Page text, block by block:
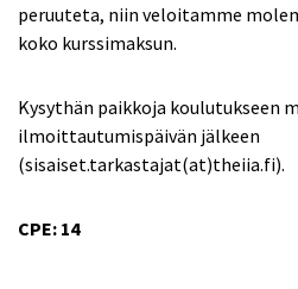
peruuteta, niin veloitamme
koko kurssimaksun.
Kysythän paikkoja koulutukseen
ilmoittautumispäivän jälkeen
(sisaiset.tarkastajat(at)theiia.fi).
CPE: 14